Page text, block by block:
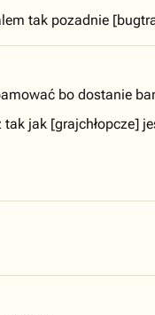
tak pozadnie
bo dostanie
jak [grajchłopcze]